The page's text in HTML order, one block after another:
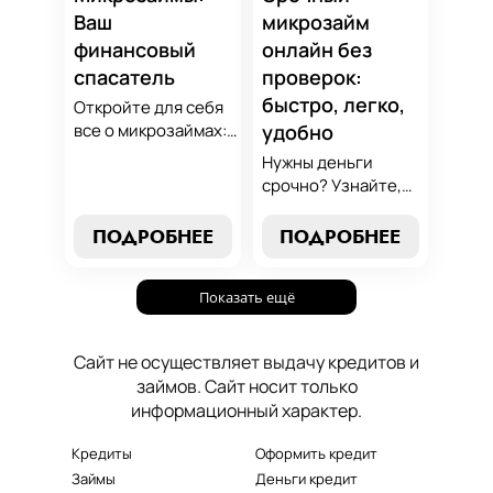
поддержит вашу
финансовую
стабильность.
Ваш
финансовый
спасатель
Откройте для себя
все о микрозаймах:
погашения. Наше
вашим надежным
помощником в мире
ПОДРОБНЕЕ
микрозайм
онлайн без
проверок:
быстро, легко,
удобно
Нужны деньги
срочно? Узнайте,
срочный
без проверок и
длительного
проблем здесь и
сейчас.
ПОДРОБНЕЕ
Показать ещё
Сайт не осуществляет выдачу кредитов и
займов. Сайт носит только
информационный характер.
Кредиты
Займы
Оформить кредит
Деньги кредит